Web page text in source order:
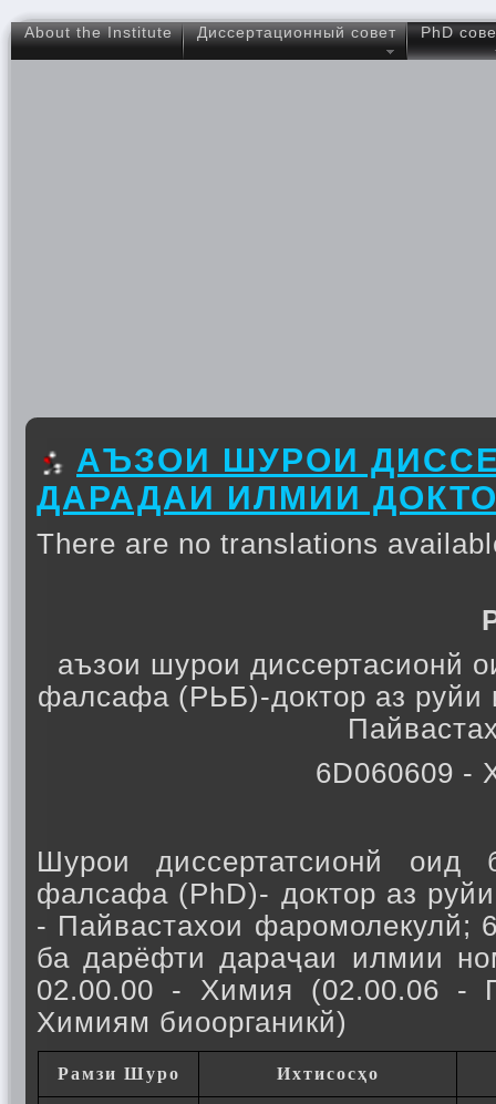
About the Institute Диссертационный совет PhD
АЪЗОИ ШУРОИ
ДАРАДАИ ИЛМИИ
There are no translations
аъзои шурои диссертасионй
фалсафа (РЬБ)-доктор аз руйи
6D060609 -
Шурои диссертатсионй
фалсафа (PhD)- доктор аз
- Пайвастахои фаромолекулй;
ба дарёфти дараҷаи илмии
02.00.00 - Химия (02.00.06 -
Химиям биоорганикй)
Рамзи Шуро Ихтисосҳо